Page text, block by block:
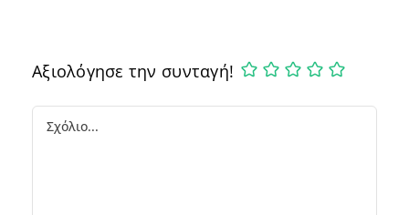
Αξιολόγησε την συνταγή!
Comment